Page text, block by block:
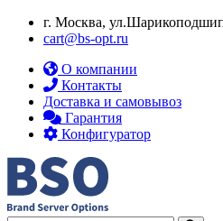
г. Москва,
cart@bs-opt.ru
О компании
Контакты
Доставка и самовывоз
Гарантия
Конфигуратор